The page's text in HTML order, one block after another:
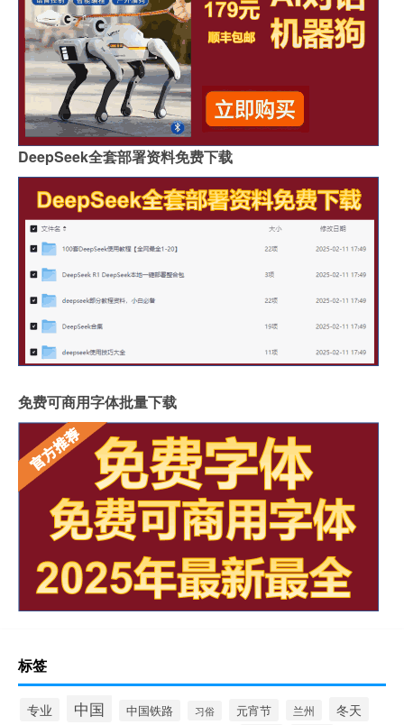
DeepSeek全套部署资料免费下载
免费可商用字体批量下载
标签
专业 中国 中国铁路 习俗 元宵节 兰州 冬天